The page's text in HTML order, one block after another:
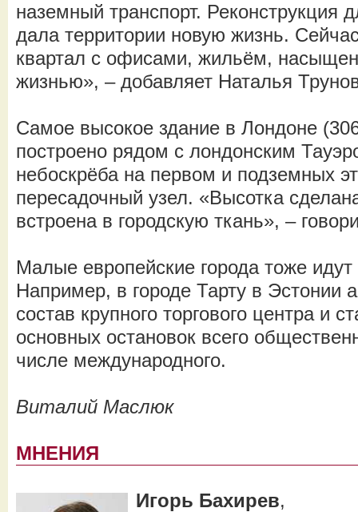
наземный транспорт. Реконструкция
дала территории новую жизнь.
квартал с офисами, жильём,
жизнью», – добавляет Наталья
Самое высокое здание в Лондоне
построено рядом с лондонским
небоскрёба на первом и подземных
пересадочный узел. «Высотка
встроена в городскую ткань», –
Малые европейские города тоже
Например, в городе Тарту в Эстонии
состав крупного торгового центра и
основных остановок всего
числе международного.
Виталий Маслюк
МНЕНИЯ
Игорь Бахирев,